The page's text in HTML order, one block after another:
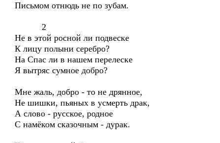
Письмом отнюдь не по зубам.
2
Не в этой росной ли подвеске
К лицу полыни серебро?
На Спас ли в нашем перелеске
Я вытряс сумное добро?
Мне жаль, добро - то не дрянное,
Не шишки, пьяных в усмерть драк,
А слово - русское, родное
С намёком сказочным - дурак.